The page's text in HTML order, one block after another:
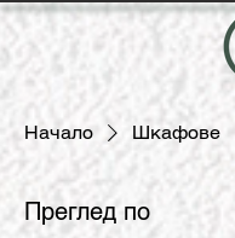
Начало Шкафове
Преглед по